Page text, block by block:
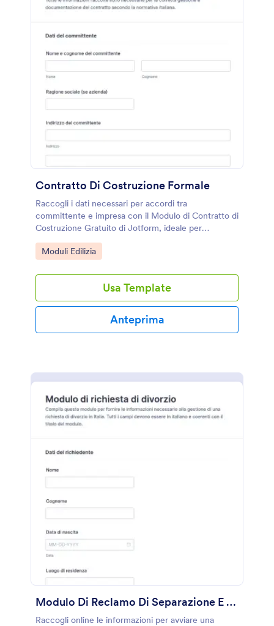
Contratto Di Costruzione Formale
Raccogli i dati necessari per accordi tra
committente e impresa con il Modulo di Contratto di
Costruzione Gratuito di Jotform, ideale per
ristrutturazioni e lavori edili con raccolta dati e invio
del modulo online.
Go to Category:
Moduli Edilizia
Usa Template
Anteprima
Modulo Di Reclamo Di Separazione E Divorzio
Raccogli online le informazioni per avviare una